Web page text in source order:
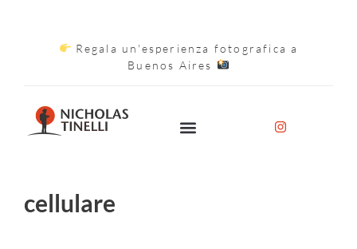
Regala un'esperienza fotografica a
Buenos Aires
cellulare